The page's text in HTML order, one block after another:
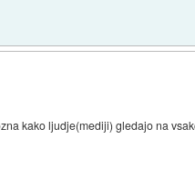
kako ljudje(mediji) gledajo na